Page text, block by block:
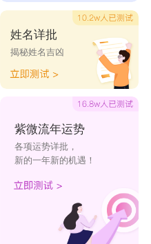
以称得上是金牛男的
蝎女的外貌比较优秀，
从性格来说，双方都比
感刚好激起了金牛男的
时候，天蝎女也不是大
男愿意因为爱而选择退
明出处
姓名详批
揭秘姓名吉凶
紫微流年运势
各项运势详批，
新的一年新的机遇！